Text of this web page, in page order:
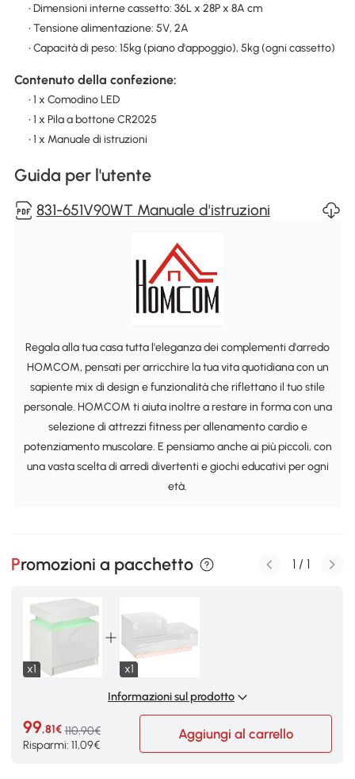
• Dimensioni interne cassetto: 36L x 28P x 8A cm
• Tensione alimentazione: 5V, 2A
• Capacità di peso: 15kg (piano d'appoggio), 5kg (ogni cassetto)
Contenuto della confezione:
• 1 x Comodino LED
• 1 x Pila a bottone CR2025
• 1 x Manuale di istruzioni
Guida per l'utente
831-651V90WT Manuale d'istruzioni
Regala alla tua casa tutta l'eleganza dei complementi d'arredo
HOMCOM, pensati per arricchire la tua vita quotidiana con un
sapiente mix di design e funzionalità che riflettano il tuo stile
personale. HOMCOM ti aiuta inoltre a restare in forma con una
selezione di attrezzi fitness per allenamento cardio e
potenziamento muscolare. E pensiamo anche ai più piccoli, con
una vasta scelta di arredi divertenti e giochi educativi per ogni
età.
Promozioni a pacchetto
x1
x1
Informazioni sul prodotto
99,81€ 110,90€
Risparmi: 11,09€
Aggiungi al carrello
1 / 1